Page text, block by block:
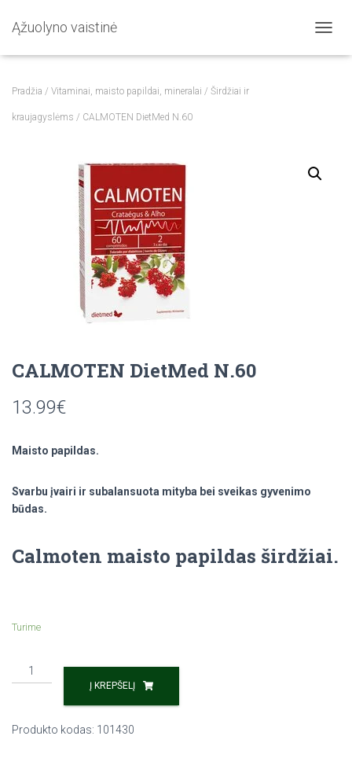
Ąžuolyno vaistinė
O
Pradžia / Vitaminai, maisto papildai, mineralai / Širdžiai ir
kraujagyslėms / CALMOTEN DietMed N.60
CALMOTEN DietMed N.60
13.99€
Maisto papildas.
Svarbu įvairi ir subalansuota mityba bei sveikas gyvenimo
būdas.
Calmoten maisto papildas širdžiai.
Turime
Į KREPŠELĮ
Produkto kodas: 101430